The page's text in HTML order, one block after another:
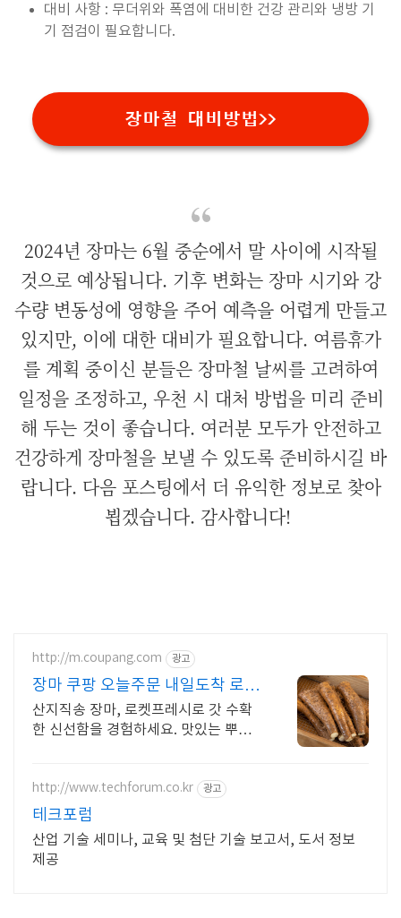
대비 사항 : 무더위와 폭염에 대비한 건강 관리와 냉방 기
기 점검이 필요합니다.
장마철 대비방법>>
2024년 장마는 6월 중순에서 말 사이에 시작될
것으로 예상됩니다. 기후 변화는 장마 시기와 강
수량 변동성에 영향을 주어 예측을 어렵게 만들고
있지만, 이에 대한 대비가 필요합니다. 여름휴가
를 계획 중이신 분들은 장마철 날씨를 고려하여
일정을 조정하고, 우천 시 대처 방법을 미리 준비
해 두는 것이 좋습니다. 여러분 모두가 안전하고
건강하게 장마철을 보낼 수 있도록 준비하시길 바
랍니다. 다음 포스팅에서 더 유익한 정보로 찾아
뵙겠습니다. 감사합니다!
http://m.coupang.com 광고
장마 쿠팡 오늘주문 내일도착 로켓
프레시
산지직송 장마, 로켓프레시로 갓 수확
한 신선함을 경험하세요. 맛있는 뿌리
http://www.techforum.co.kr 광고
테크포럼
산업 기술 세미나, 교육 및 첨단 기술 보고서, 도서 정보
제공